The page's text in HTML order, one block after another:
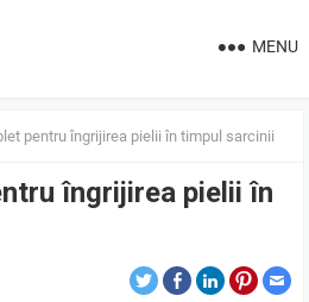
MENU
pentru îngrijirea pielii în timpul sarcinii
îngrijirea pielii în